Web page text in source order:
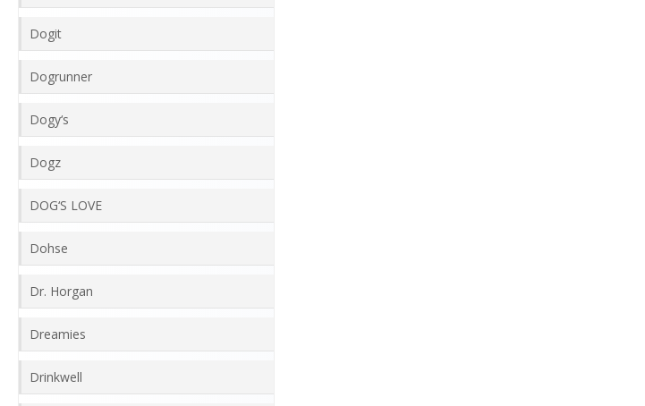
Dogit
Dogrunner
Dogy‘s
Dogz
DOG‘S LOVE
Dohse
Dr. Horgan
Dreamies
Drinkwell